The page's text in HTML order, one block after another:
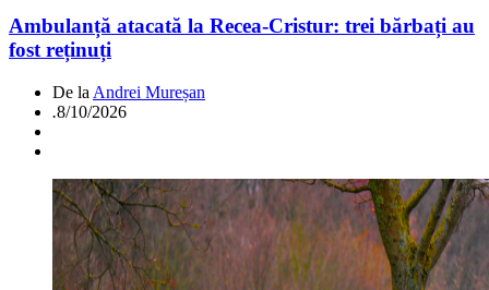
Ambulanță atacată la Recea-Cristur: trei bărbați au
fost reținuți
De la Andrei Mureșan
.8/10/2026